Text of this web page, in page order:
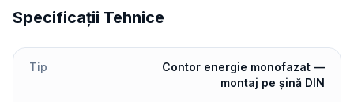
Specificații Tehnice
Tip
Contor energie monofazat —
montaj pe șină DIN